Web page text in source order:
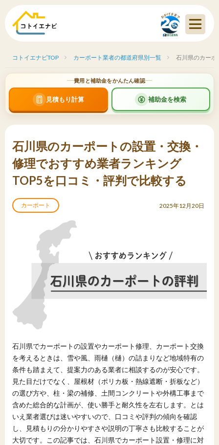
コトイエナビTOP カーポート業者の都道府県別一覧 石川県のカーポ
費用と補助金をかんたん確認
見積もり計算 補助金を検索
石川県のカーポートの設置・交換・
修理でおすすめ業者ランキング
TOP5を口コミ・評判で比較する
カーポート 2025年12月20日
石川県でカーポートの設置やカーポート修理、カーポート交換
を考えるときは、雪や風、雨樋（樋）の詰まりなど地域特有の
条件も踏まえて、提案力のある業者に相談するのが安心です。
見た目だけでなく、屋根材（ポリカ板・熱線遮断・折板など）
の選び方や、柱・梁の補修、土間コンクリートや外構工事まで
含めた総合的な計画が、使い勝手と耐久性を左右します。とは
いえ業者選びは迷いやすいので、口コミや評判の傾向を確認
し、見積もりの分かりやすさや説明の丁寧さも比較することが
大切です。この記事では、石川県でカーポート設置・修理に対